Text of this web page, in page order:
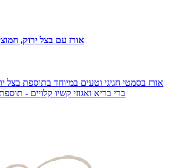
אורז עם בצל ירוק,
אורז בסמטי חגיגי וטעים במיוחד בתוספת בצל
ברי בריא ואגוזי קשיו קלויים -